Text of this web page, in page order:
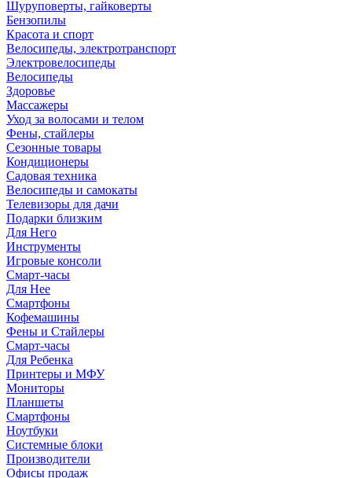
Шуруповерты, гайковерты
Бензопилы
Красота и спорт
Велосипеды, электротранспорт
Электровелосипеды
Велосипеды
Здоровье
Массажеры
Уход за волосами и телом
Фены, стайлеры
Сезонные товары
Кондиционеры
Садовая техника
Велосипеды и самокаты
Телевизоры для дачи
Подарки близким
Для Него
Инструменты
Игровые консоли
Смарт-часы
Для Нее
Смартфоны
Кофемашины
Фены и Стайлеры
Смарт-часы
Для Ребенка
Принтеры и МФУ
Мониторы
Планшеты
Смартфоны
Ноутбуки
Системные блоки
Производители
Офисы продаж